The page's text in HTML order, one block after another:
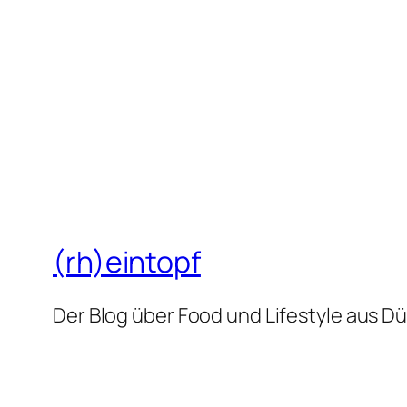
(rh)eintopf
Der Blog über Food und Lifestyle aus